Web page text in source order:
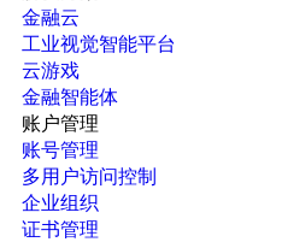
金融云
工业视觉智能平台
云游戏
金融智能体
账户管理
账号管理
多用户访问控制
企业组织
证书管理